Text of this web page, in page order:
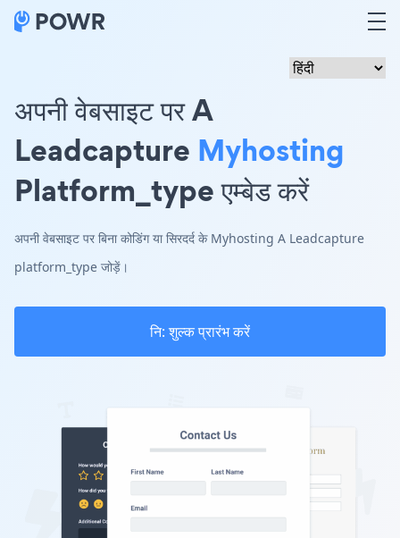
अपनी वेबसाइट पर A
Leadcapture Myhosting
Platform_type एम्बेड करें
अपनी वेबसाइट पर बिना कोडिंग या सिरदर्द के Myhosting A Leadcapture
platform_type जोड़ें।
नि: शुल्क प्रारंभ करें